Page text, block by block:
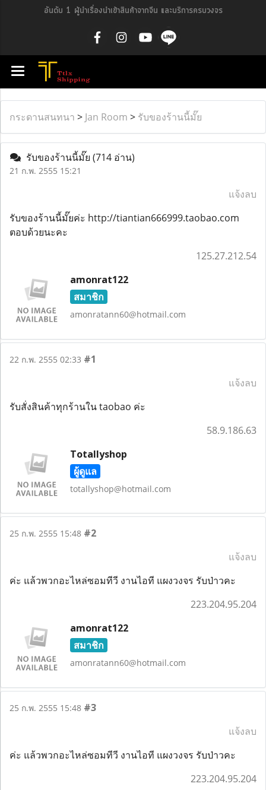
อันดับ 1 ผู้นำเรื่องนำเข้าสินค้าจากจีน และบริการครบวงจร
กระดานสนทนา > Jan Room > รับของร้านนี้มั๊ย
รับของร้านนี้มั๊ย (714 อ่าน)
21 ก.พ. 2555 15:21
แจ้งลบ
รับของร้านนี้มั๊ยค่ะ http://tiantian666999.taobao.com
ตอบด้วยนะคะ
125.27.212.54
amonrat122
สมาชิก
amonratann60@hotmail.com
22 ก.พ. 2555 02:33 #1
แจ้งลบ
รับสั่งสินค้าทุกร้านใน taobao ค่ะ
58.9.186.63
Totallyshop
ผู้ดูแล
totallyshop@hotmail.com
25 ก.พ. 2555 15:48 #2
แจ้งลบ
ค่ะ แล้วพวกอะไหล่ซอมทีวี งานไอที แผงวงจร รับป่าวคะ
223.204.95.204
amonrat122
สมาชิก
amonratann60@hotmail.com
25 ก.พ. 2555 15:48 #3
แจ้งลบ
ค่ะ แล้วพวกอะไหล่ซอมทีวี งานไอที แผงวงจร รับป่าวคะ
223.204.95.204